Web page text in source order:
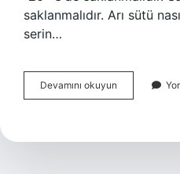
saklanmalıdır. Arı sütü
serin…
Devamını okuyun
Sütünün
Ne